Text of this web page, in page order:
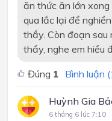
ăn thức ăn lớn
qua lắc lại để
thầy. Còn đoạn sau
thầy, nghe em hiều
Đúng 1 Bình luận (
Huỳnh Gia
6 tháng 6 lúc 7:10